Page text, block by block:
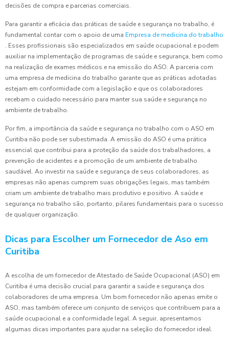
decisões de compra e parcerias comerciais.
Para garantir a eficácia das práticas de saúde e segurança no trabalho, é
fundamental contar com o apoio de uma Empresa de medicina do trabalho
. Esses profissionais são especializados em saúde ocupacional e podem
auxiliar na implementação de programas de saúde e segurança, bem como
na realização de exames médicos e na emissão do ASO. A parceria com
uma empresa de medicina do trabalho garante que as práticas adotadas
estejam em conformidade com a legislação e que os colaboradores
recebam o cuidado necessário para manter sua saúde e segurança no
ambiente de trabalho.
Por fim, a importância da saúde e segurança no trabalho com o ASO em
Curitiba não pode ser subestimada. A emissão do ASO é uma prática
essencial que contribui para a proteção da saúde dos trabalhadores, a
prevenção de acidentes e a promoção de um ambiente de trabalho
saudável. Ao investir na saúde e segurança de seus colaboradores, as
empresas não apenas cumprem suas obrigações legais, mas também
criam um ambiente de trabalho mais produtivo e positivo. A saúde e
segurança no trabalho são, portanto, pilares fundamentais para o sucesso
de qualquer organização.
Dicas para Escolher um Fornecedor de Aso em
Curitiba
A escolha de um fornecedor de Atestado de Saúde Ocupacional (ASO) em
Curitiba é uma decisão crucial para garantir a saúde e segurança dos
colaboradores de uma empresa. Um bom fornecedor não apenas emite o
ASO, mas também oferece um conjunto de serviços que contribuem para a
saúde ocupacional e a conformidade legal. A seguir, apresentamos
algumas dicas importantes para ajudar na seleção do fornecedor ideal.